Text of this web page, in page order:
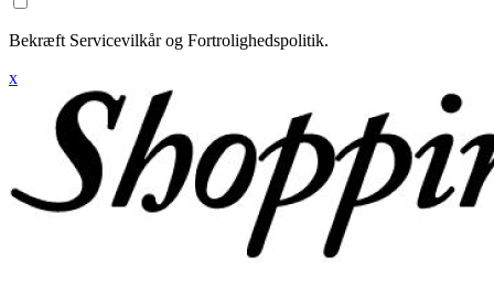
Bekræft Servicevilkår og Fortrolighedspolitik.
x